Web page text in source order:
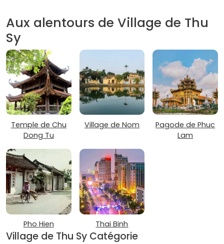
Aux alentours de Village de Thu
Sy
Temple de Chu
Dong Tu
Village de Nom
Pagode de Phuc
Lam
Pho Hien Thai Binh
Village de Thu Sy Catégorie